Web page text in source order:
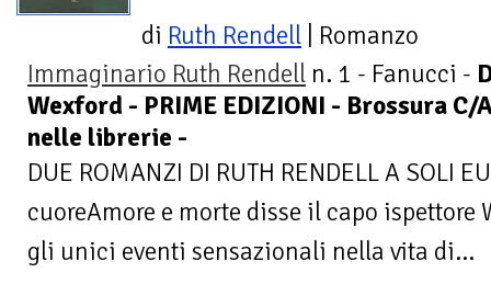
di Ruth Rendell | Romanzo
Immaginario Ruth Rendell n. 1 - Fanucci -
Wexford - PRIME EDIZIONI - Brossura
nelle librerie -
DUE ROMANZI DI RUTH RENDELL A SOLI
cuoreAmore e morte disse il capo ispettore
gli unici eventi sensazionali nella vita di...